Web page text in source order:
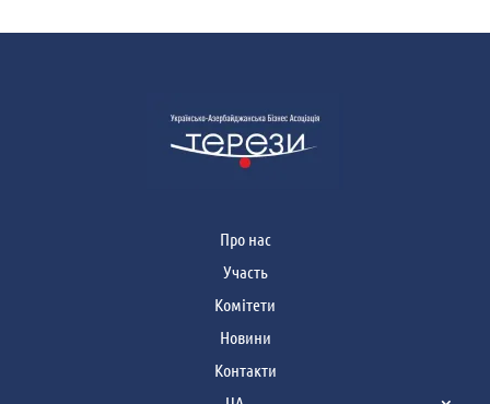
Про нас
Участь
Комітети
Новини
Контакти